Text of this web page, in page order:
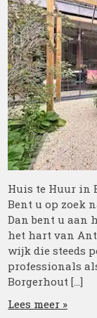
Huis te Huur in
Bent u op zoek
Dan bent u aan
het hart van
wijk die steeds
professionals
Borgerhout […]
Lees meer »